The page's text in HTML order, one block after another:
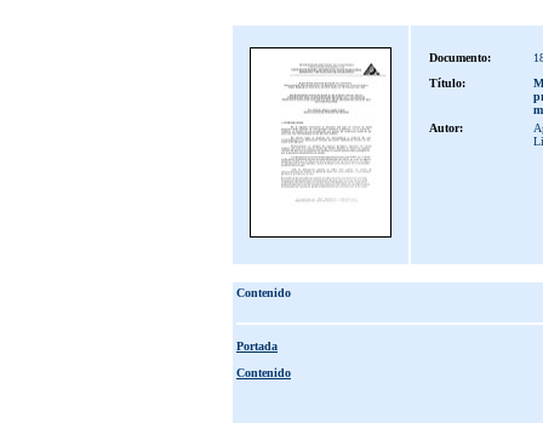
Documento:
Título:
Autor:
Contenido
Portada
Contenido